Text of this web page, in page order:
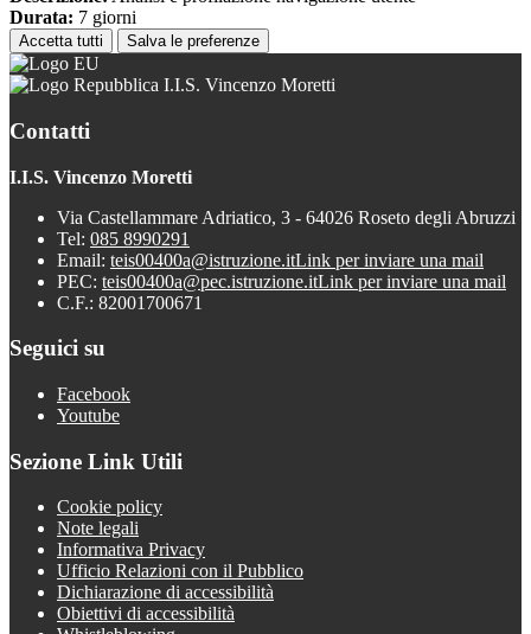
Durata: 7 giorni
Accetta tutti Salva le preferenze
I.I.S. Vincenzo Moretti
Contatti
I.I.S. Vincenzo Moretti
Via Castellammare Adriatico, 3 - 64026 Roseto degli Abruzzi
Tel: 085 8990291
Email: teis00400a@istruzione.itLink per inviare una mail
PEC: teis00400a@pec.istruzione.itLink per inviare una mail
C.F.: 82001700671
Seguici su
Facebook
Youtube
Sezione Link Utili
Cookie policy
Note legali
Informativa Privacy
Ufficio Relazioni con il Pubblico
Dichiarazione di accessibilità
Obiettivi di accessibilità